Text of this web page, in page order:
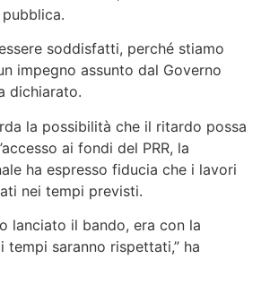
soddisfatti, perché stiamo
impegno assunto dal Governo
dichiarato.
la possibilità che il ritardo possa
ai fondi del PRR, la
ha espresso fiducia che i lavori
nei tempi previsti.
lanciato il bando, era con la
tempi saranno rispettati,” ha